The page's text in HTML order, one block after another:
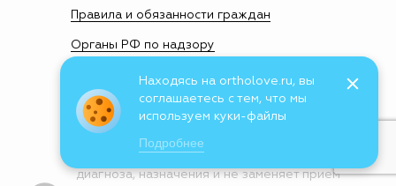
Находясь на ortholove.ru, вы
соглашаетесь с тем, что мы
используем куки-файлы
Подробнее
Правила и обязанности граждан
Органы РФ по надзору
Правила и диагностика в стоматологии
Информация, представленная на сайте, не
диагноза, назначения и не заменяет прием